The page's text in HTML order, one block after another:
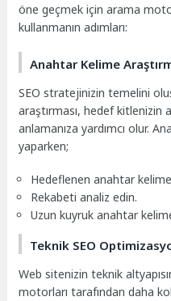
öne geçmek için arama
kullanmanın adımları:
Anahtar Kelime
SEO stratejinizin temelini
araştırması, hedef
anlamanıza yardımcı olur.
yaparken;
Hedeflenen anahtar
Rekabeti analiz edin.
Uzun kuyruk anahtar
Teknik SEO
Web sitenizin teknik
motorları tarafından daha